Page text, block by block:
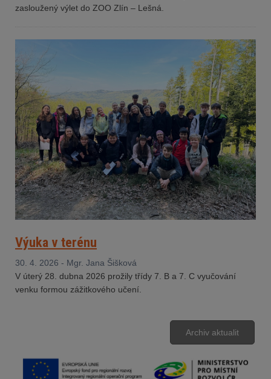
zasloužený výlet do ZOO Zlín – Lešná.
Výuka v terénu
30. 4. 2026 - Mgr. Jana Šišková
V úterý 28. dubna 2026 prožily třídy 7. B a 7. C vyučování
venku formou zážitkového učení.
Archiv aktualit